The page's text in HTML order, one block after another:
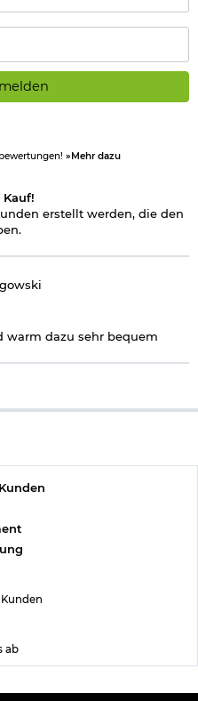
»Mehr dazu
erstellt werden, die den
warm dazu sehr bequem
Kunden
ab